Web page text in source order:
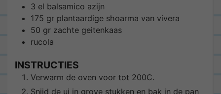
3 el balsamico azijn
175 gr plantaardige shoarma van vivera
50 gr zachte geitenkaas
rucola
INSTRUCTIES
Verwarm de oven voor tot 200C.
Snijd de ui in grove stukken en bak in de pan